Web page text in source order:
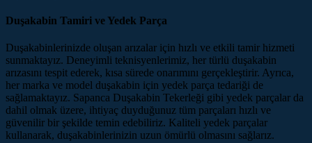
Duşakabin Tamiri ve Yedek Parça
Duşakabinlerinizde oluşan arızalar için hızlı ve etkili tamir hizmeti
sunmaktayız. Deneyimli teknisyenlerimiz, her türlü duşakabin
arızasını tespit ederek, kısa sürede onarımını gerçekleştirir. Ayrıca,
her marka ve model duşakabin için yedek parça tedariği de
sağlamaktayız. Sapanca Duşakabin Tekerleği gibi yedek parçalar da
dahil olmak üzere, ihtiyaç duyduğunuz tüm parçaları hızlı ve
güvenilir bir şekilde temin edebiliriz. Kaliteli yedek parçalar
kullanarak, duşakabinlerinizin uzun ömürlü olmasını sağlarız.